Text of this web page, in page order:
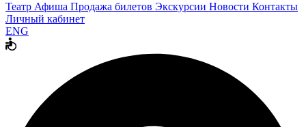
Театр Афиша Продажа билетов Экскурсии Новости Контакты
Личный кабинет
ENG